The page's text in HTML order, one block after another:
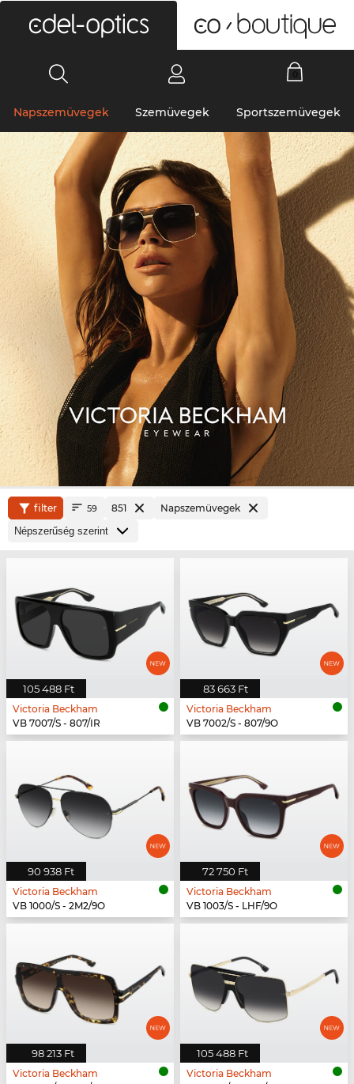
Napszemüvegek Szemüvegek Sportszemüvegek
filter 59 851 Napszemüvegek
105 488 Ft
Victoria Beckham
VB 7007/S - 807/IR
83 663 Ft
Victoria Beckham
VB 7002/S - 807/9O
90 938 Ft
Victoria Beckham
VB 1000/S - 2M2/9O
72 750 Ft
Victoria Beckham
VB 1003/S - LHF/9O
98 213 Ft
Victoria Beckham
105 488 Ft
Victoria Beckham